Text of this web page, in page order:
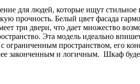
для людей, которые ищут
прочность. Белый цвет фасада
три двери, что дает множество
Эта модель идеально
пространством, его
законченным и логичным. Шкаф